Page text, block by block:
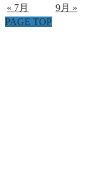
« 7月
9月 »
PAGE TOP